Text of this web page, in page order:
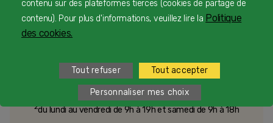
pour vous 24/7 gratuitement
Service et appel gratuits en France hors collectivités
d'Outre-Mer​
2du lundi au vendredi de 9h à 19h et samedi de 9h à 18h
contenu sur des plateformes tierces (cookies de partage de
contenu). Pour plus d'informations, veuillez lire la Politique
des cookies.
Tout refuser Tout accepter
Personnaliser mes choix